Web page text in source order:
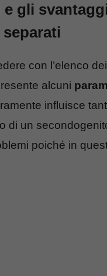
e gli
con l’elenco
alcuni
influisce
di un
poiché in